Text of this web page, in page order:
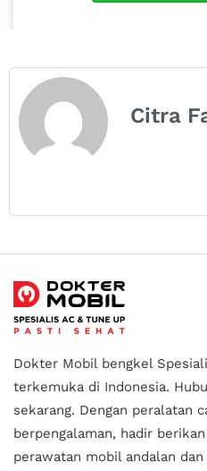
Citra
Dokter Mobil bengkel
terkemuka di Indonesia.
sekarang. Dengan peralatan
berpengalaman, hadir
perawatan mobil andalan